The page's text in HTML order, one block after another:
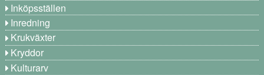
Inköpsställen
Inredning
Krukväxter
Kryddor
Kulturarv